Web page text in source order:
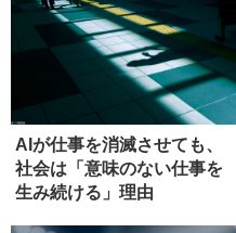
AIが仕事を消滅させても、
社会は「意味のない仕事を
生み続ける」理由